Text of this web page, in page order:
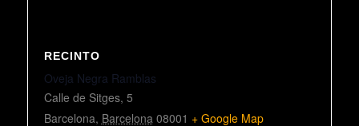
RECINTO
Oveja Negra Ramblas
Calle de Sitges, 5
Barcelona, Barcelona 08001 + Google Map